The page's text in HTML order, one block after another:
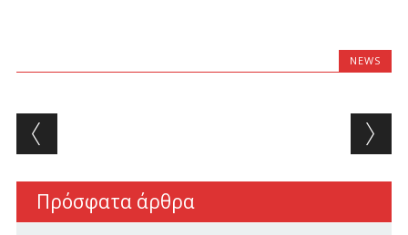
NEWS
Post navigation
Πρόσφατα άρθρα